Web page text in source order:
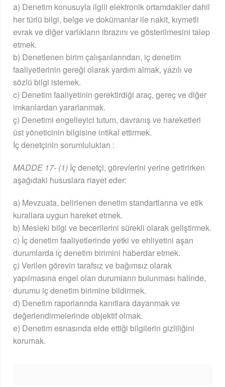
a) Denetim konusuyla ilgili elektronik ortamdakiler dahil
her türlü bilgi, belge ve dokümanlar ile nakit, kıymetli
evrak ve diğer varlıkların ibrazını ve gösterilmesini talep
etmek.
b) Denetlenen birim çalışanlarından, iç denetim
faaliyetlerinin gereği olarak yardım almak, yazılı ve
sözlü bilgi istemek.
c) Denetim faaliyetinin gerektirdiği araç, gereç ve diğer
imkanlardan yararlanmak.
ç) Denetimi engelleyici tutum, davranış ve hareketleri
üst yöneticinin bilgisine intikal ettirmek.
İç denetçinin sorumlulukları :
MADDE 17- (1) İç denetçi, görevlerini yerine getirirken
aşağıdaki hususlara riayet eder:
a) Mevzuata, belirlenen denetim standartlarına ve etik
kurallara uygun hareket etmek.
b) Mesleki bilgi ve becerilerini sürekli olarak geliştirmek.
c) İç denetim faaliyetlerinde yetki ve ehliyetini aşan
durumlarda iç denetim birimini haberdar etmek.
ç) Verilen görevin tarafsız ve bağımsız olarak
yapılmasına engel olan durumların bulunması halinde,
durumu iç denetim birimine bildirmek.
d) Denetim raporlarında kanıtlara dayanmak ve
değerlendirmelerinde objektif olmak.
e) Denetim esnasında elde ettiği bilgilerin gizliliğini
korumak.